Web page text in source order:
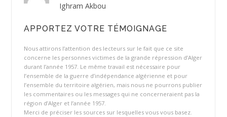
Ighram Akbou
APPORTEZ VOTRE TÉMOIGNAGE
Nous attirons l’attention des lecteurs sur le fait que ce site
concerne les personnes victimes de la grande répression d’Alger
durant l’année 1957. Le même travail est nécessaire pour
l’ensemble de la guerre d’indépendance algérienne et pour
l’ensemble du territoire algérien, mais nous ne pourrons publier
les commentaires ou les messages qui ne concerneraient pas la
région d’Alger et l’année 1957.
Merci de préciser les sources sur lesquelles vous vous basez.